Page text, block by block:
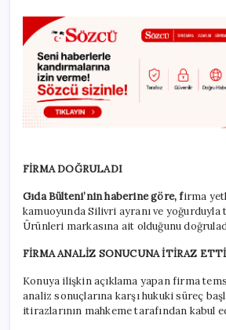
FİRMA DOĞRULADI
Gıda Bülteni’nin haberine göre, firma
kamuoyunda Silivri ayranı ve yoğurduyla
Ürünleri markasına ait olduğunu
FİRMA ANALİZ SONUCUNA İTİRAZ ETTİ
Konuya ilişkin açıklama yapan firma
analiz sonuçlarına karşı hukuki süreç
itirazlarının mahkeme tarafından kabul